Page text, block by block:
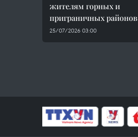
жителям горных и
приграничных районов
25/07/2026 03:00